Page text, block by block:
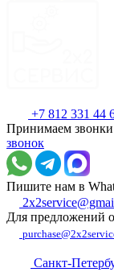
+7 812 331 44
Принимаем звонки
звонок
Пишите нам в
Для предложений
Санкт-